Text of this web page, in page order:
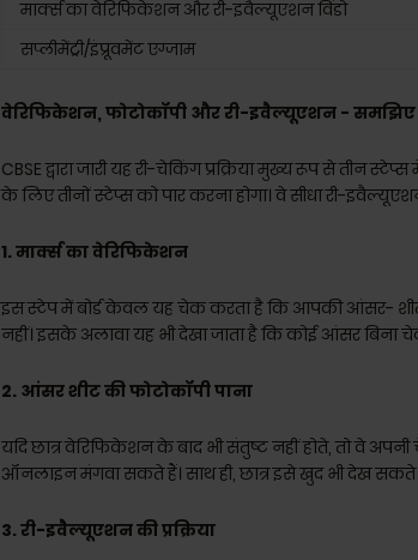
मार्क्स का वेरिफिकेशन और री-इवैल्यूएशन विंडो
सप्लीमेंट्री/इंप्रूवमेंट एग्जाम
वेरिफिकेशन, फोटोकॉपी और री-इवैल्यूएशन - समझिए
CBSE द्वारा जारी यह री-चेकिंग प्रक्रिया मुख्य रूप से तीन स्टेप्स
के लिए तीनों स्टेप्स को पार करना होगा। वे सीधा री-
1. मार्क्स का वेरिफिकेशन
इस स्टेप में बोर्ड केवल यह चेक करता है कि आपकी आंसर- शीत
नहीं। इसके अलावा यह भी देखा जाता है कि कोई आंसर बिना
2. आंसर शीट की फोटोकॉपी पाना
यदि छात्र वेरिफिकेशन के बाद भी संतुष्ट नहीं होते, तो वे
ऑनलाइन मंगवा सकते हैं। साथ ही, छात्र इसे खुद भी देख
3. री-इवैल्यूएशन की प्रक्रिया